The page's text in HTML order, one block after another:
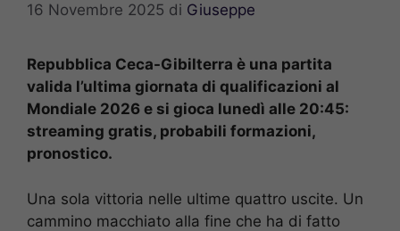
16 Novembre 2025 di Giuseppe
Repubblica Ceca-Gibilterra è una partita
valida l’ultima giornata di qualificazioni al
Mondiale 2026 e si gioca lunedì alle 20:45:
streaming gratis, probabili formazioni,
pronostico.
Una sola vittoria nelle ultime quattro uscite. Un
cammino macchiato alla fine che ha di fatto